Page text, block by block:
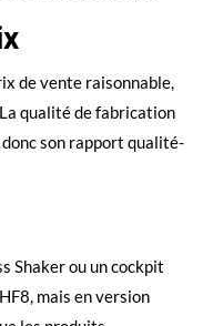
de vente raisonnable,
qualité de fabrication
son rapport qualité-
Shaker ou un cockpit
mais en version